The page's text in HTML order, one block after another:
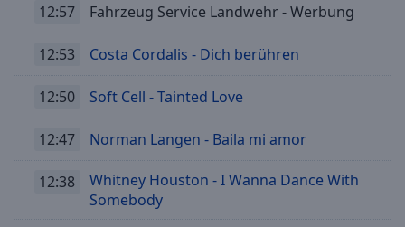
12:57 Fahrzeug Service Landwehr - Werbung
12:53 Costa Cordalis - Dich berühren
12:50 Soft Cell - Tainted Love
12:47 Norman Langen - Baila mi amor
12:38
Whitney Houston - I Wanna Dance With
Somebody